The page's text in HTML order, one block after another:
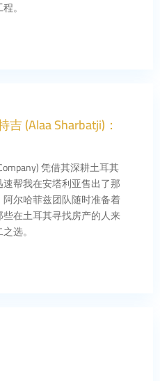
。
吉 (Alaa Sharbatji)：
凭借其深耕土耳其
帮我在安塔利亚售出了那
尔哈菲兹团队随时准备着
在土耳其寻找房产的人来
选。